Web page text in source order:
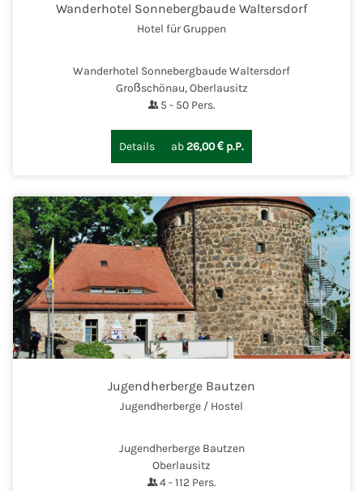
Wanderhotel Sonnebergbaude Waltersdorf
Hotel für Gruppen
Wanderhotel Sonnebergbaude Waltersdorf
Großschönau, Oberlausitz
5 - 50Pers.
Details ab26,00 € p.P.
Jugendherberge Bautzen
Jugendherberge / Hostel
Jugendherberge Bautzen
Oberlausitz
4-112Pers.